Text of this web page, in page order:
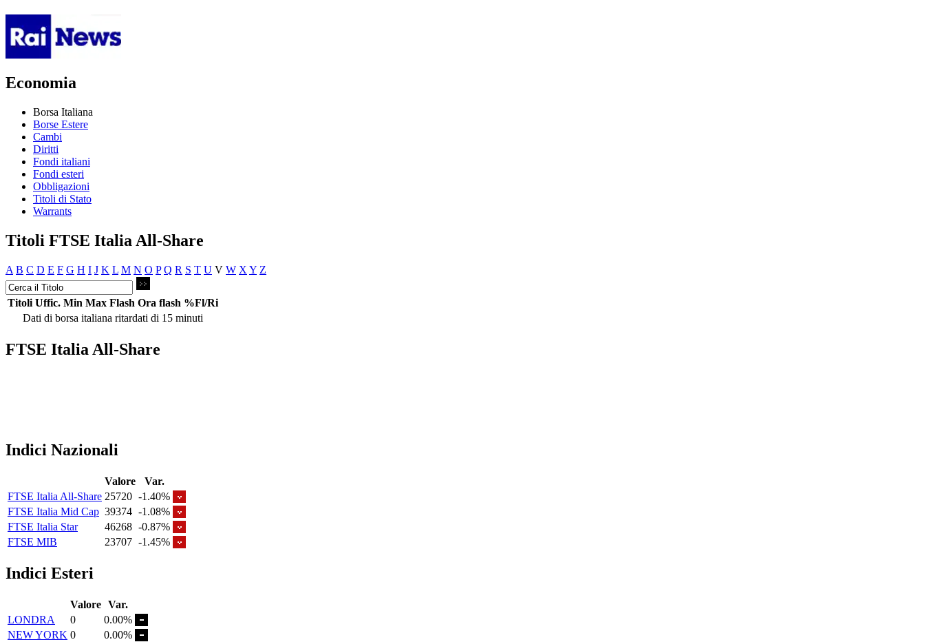
Economia
Borsa Italiana
Borse Estere
Cambi
Diritti
Fondi italiani
Fondi esteri
Obbligazioni
Titoli di Stato
Warrants
Titoli FTSE Italia All-Share
A B C D E F G H I J K L M N O P Q R S T U V W X Y Z
Titoli Uffic. Min Max Flash Ora flash %Fl/Ri
Dati di borsa italiana ritardati di 15 minuti
FTSE Italia All-Share
Indici Nazionali
Valore
Var.
FTSE Italia All-Share 25720 -1.40%
FTSE Italia Mid Cap 39374 -1.08%
FTSE Italia Star
46268 -0.87%
FTSE MIB
23707 -1.45%
Indici Esteri
Valore Var.
LONDRA
0
0.00%
NEW YORK 0
0.00%